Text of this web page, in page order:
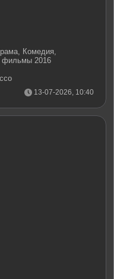
Комедия,
фильмы 2016
13-07-2026, 10:40